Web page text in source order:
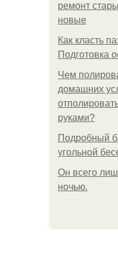
ремонт
новые
Как класть
Подготовка
Чем
домашних
руками?
Подробный
угольной
Он всего
ночью.